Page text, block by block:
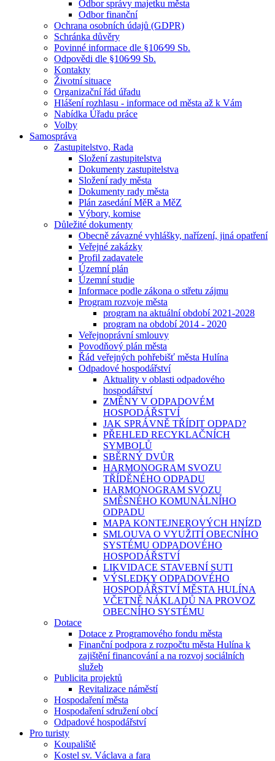
Odbor správy majetku města
Odbor finanční
Ochrana osobních údajů (GDPR)
Schránka důvěry
Povinné informace dle §106⁄99 Sb.
Odpovědi dle §106⁄99 Sb.
Kontakty
Životní situace
Organizační řád úřadu
Hlášení rozhlasu - informace od města až k Vám
Nabídka Úřadu práce
Volby
Samospráva
Zastupitelstvo, Rada
Složení zastupitelstva
Dokumenty zastupitelstva
Složení rady města
Dokumenty rady města
Plán zasedání MěR a MěZ
Výbory, komise
Důležité dokumenty
Obecně závazné vyhlášky, nařízení, jiná opatření
Veřejné zakázky
Profil zadavatele
Územní plán
Územní studie
Informace podle zákona o střetu zájmu
Program rozvoje města
program na aktuální období 2021-2028
program na období 2014 - 2020
Veřejnoprávní smlouvy
Povodňový plán města
Řád veřejných pohřebišť města Hulína
Odpadové hospodářství
Aktuality v oblasti odpadového
hospodářství
ZMĚNY V ODPADOVÉM
HOSPODÁŘSTVÍ
JAK SPRÁVNĚ TŘÍDIT ODPAD?
PŘEHLED RECYKLAČNÍCH
SYMBOLŮ
SBĚRNÝ DVŮR
HARMONOGRAM SVOZU
TŘÍDĚNÉHO ODPADU
HARMONOGRAM SVOZU
SMĚSNÉHO KOMUNÁLNÍHO
ODPADU
MAPA KONTEJNEROVÝCH HNÍZD
SMLOUVA O VYUŽITÍ OBECNÍHO
SYSTÉMU ODPADOVÉHO
HOSPODÁŘSTVÍ
LIKVIDACE STAVEBNÍ SUTI
VÝSLEDKY ODPADOVÉHO
HOSPODÁŘSTVÍ MĚSTA HULÍNA
VČETNĚ NÁKLADŮ NA PROVOZ
OBECNÍHO SYSTÉMU
Dotace
Dotace z Programového fondu města
Finanční podpora z rozpočtu města Hulína k
zajištění financování a na rozvoj sociálních
služeb
Publicita projektů
Revitalizace náměstí
Hospodaření města
Hospodaření sdružení obcí
Odpadové hospodářství
Pro turisty
Koupaliště
Kostel sv. Václava a fara